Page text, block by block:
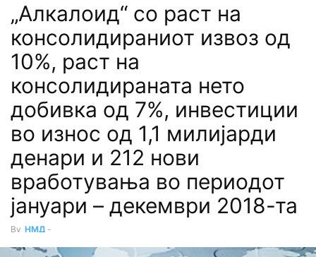
„Алкалоид“ со раст на
консолидираниот извоз од
10%, раст на
консолидираната нето
добивка од 7%, инвестиции
во износ од 1,1 милијарди
денари и 212 нови
вработувања во периодот
јануари – декември 2018-та
By НМД -